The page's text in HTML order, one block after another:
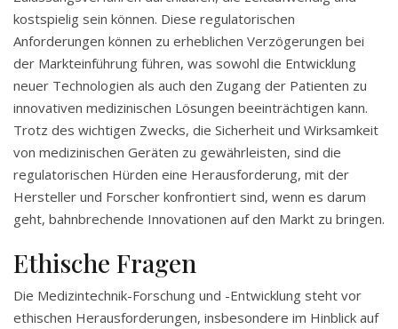
kostspielig sein können. Diese regulatorischen
Anforderungen können zu erheblichen Verzögerungen bei
der Markteinführung führen, was sowohl die Entwicklung
neuer Technologien als auch den Zugang der Patienten zu
innovativen medizinischen Lösungen beeinträchtigen kann.
Trotz des wichtigen Zwecks, die Sicherheit und Wirksamkeit
von medizinischen Geräten zu gewährleisten, sind die
regulatorischen Hürden eine Herausforderung, mit der
Hersteller und Forscher konfrontiert sind, wenn es darum
geht, bahnbrechende Innovationen auf den Markt zu bringen.
Ethische Fragen
Die Medizintechnik-Forschung und -Entwicklung steht vor
ethischen Herausforderungen, insbesondere im Hinblick auf